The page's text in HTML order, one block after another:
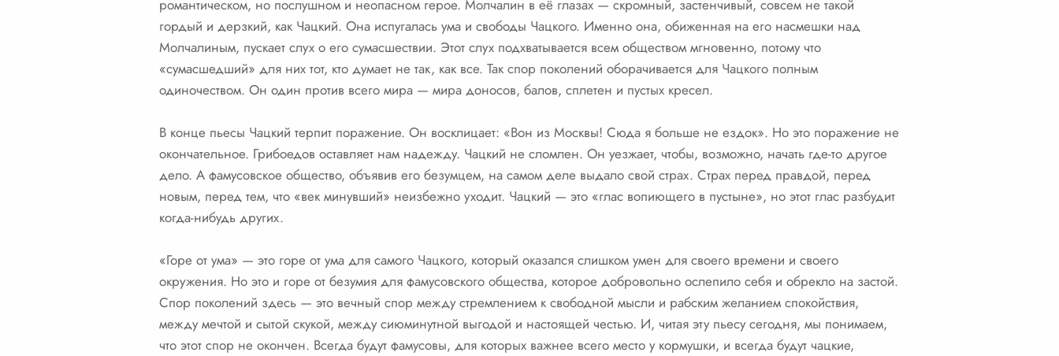
романтическом, но послушном и неопасном герое. Молчалин в её глазах — скромный, застенчивый, совсем не такой
гордый и дерзкий, как Чацкий. Она испугалась ума и свободы Чацкого. Именно она, обиженная на его насмешки над
Молчалиным, пускает слух о его сумасшествии. Этот слух подхватывается всем обществом мгновенно, потому что
«сумасшедший» для них тот, кто думает не так, как все. Так спор поколений оборачивается для Чацкого полным
одиночеством. Он один против всего мира — мира доносов, балов, сплетен и пустых кресел.
В конце пьесы Чацкий терпит поражение. Он восклицает: «Вон из Москвы! Сюда я больше не ездок». Но это поражение не
окончательное. Грибоедов оставляет нам надежду. Чацкий не сломлен. Он уезжает, чтобы, возможно, начать где-то другое
дело. А фамусовское общество, объявив его безумцем, на самом деле выдало свой страх. Страх перед правдой, перед
новым, перед тем, что «век минувший» неизбежно уходит. Чацкий — это «глас вопиющего в пустыне», но этот глас разбудит
когда-нибудь других.
«Горе от ума» — это горе от ума для самого Чацкого, который оказался слишком умен для своего времени и своего
окружения. Но это и горе от безумия для фамусовского общества, которое добровольно ослепило себя и обрекло на застой.
Спор поколений здесь — это вечный спор между стремлением к свободной мысли и рабским желанием спокойствия,
между мечтой и сытой скукой, между сиюминутной выгодой и настоящей честью. И, читая эту пьесу сегодня, мы понимаем,
что этот спор не окончен. Всегда будут фамусовы, для которых важнее всего место у кормушки, и всегда будут чацкие,